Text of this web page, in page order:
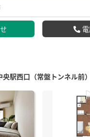
駅西口（常盤トンネル前